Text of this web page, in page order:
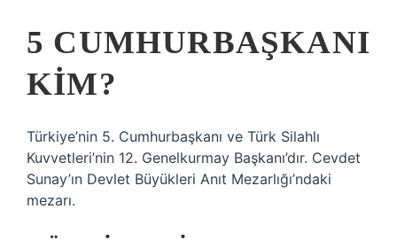
5 CUMHURBAŞKANI
KIM?
Türkiye’nin 5. Cumhurbaşkanı ve Türk Silahlı
Kuvvetleri’nin 12. Genelkurmay Başkanı’dır. Cevdet
Sunay’ın Devlet Büyükleri Anıt Mezarlığı’ndaki
mezarı.